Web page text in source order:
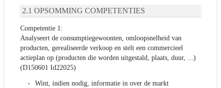
OPSOMMING COMPETENTIES
Competentie 1:
Analyseert de consumptiegewoonten, omloopsnelheid van
producten, gerealiseerde verkoop en stelt een commercieel
actieplan op (producten die worden uitgestald, plaats, duur, ...)
(D150601 Id22025)
Wint, indien nodig, informatie in over de markt